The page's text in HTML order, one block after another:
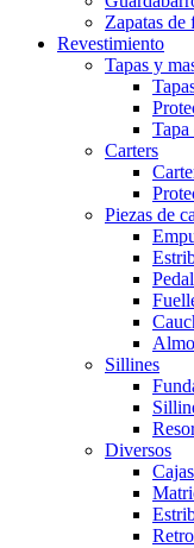
Zapatas de
Revestimiento
Tapas y
Carters
Piezas de
Sillines
Diversos